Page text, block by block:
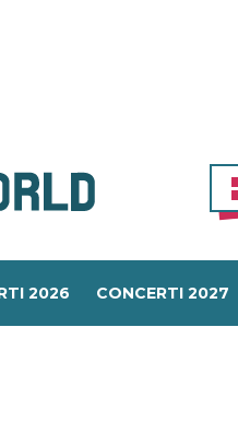
2026 CONCERTI 2027